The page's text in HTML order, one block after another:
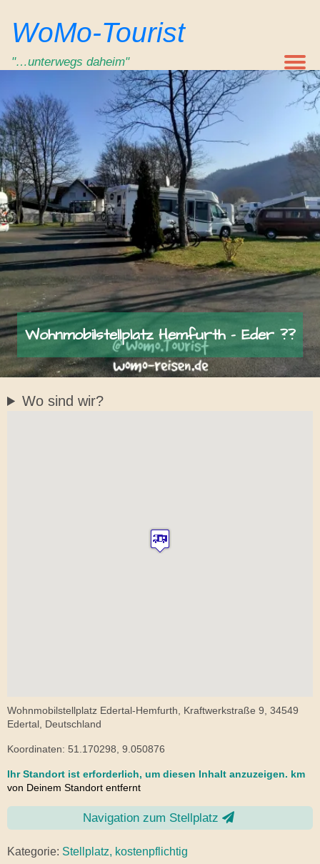
Inhalt
springen
WoMo-Tourist
"…unterwegs daheim"
Wohnmobilstellplatz Hemfurth – Eder ??
Wo sind wir?
Wohnmobilstellplatz Edertal-Hemfurth, Kraftwerkstraße 9, 34549
Edertal, Deutschland
Koordinaten: 51.170298, 9.050876
Ihr Standort ist erforderlich, um diesen Inhalt anzuzeigen. km
von Deinem Standort entfernt
Navigation zum Stellplatz
Kategorie: Stellplatz, kostenpflichtig